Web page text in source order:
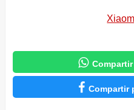

 Compartir